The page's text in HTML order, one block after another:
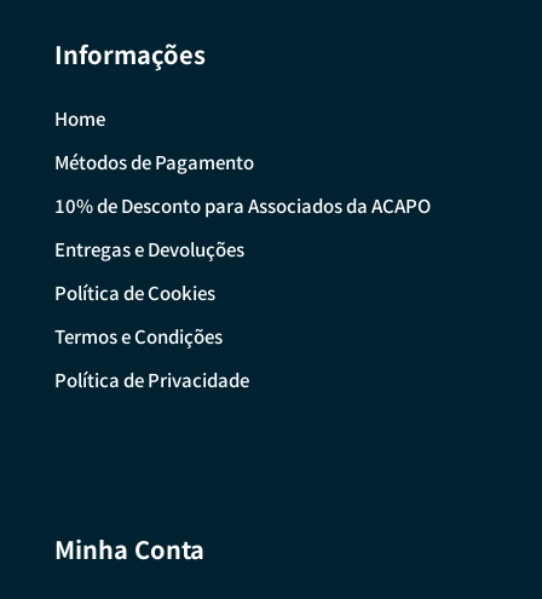
Informações
Home
Métodos de Pagamento
10% de Desconto para Associados da ACAPO
Entregas e Devoluções
Política de Cookies
Termos e Condições
Política de Privacidade
Minha Conta